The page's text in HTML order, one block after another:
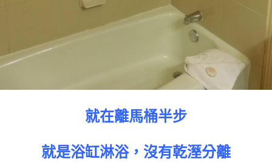
就在離馬桶半步
就是浴缸淋浴，沒有乾溼分離